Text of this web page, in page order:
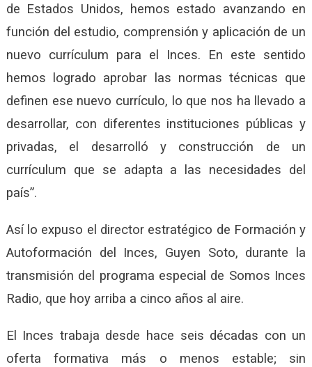
de Estados Unidos, hemos estado avanzando en
función del estudio, comprensión y aplicación de un
nuevo currículum para el Inces. En este sentido
hemos logrado aprobar las normas técnicas que
definen ese nuevo currículo, lo que nos ha llevado a
desarrollar, con diferentes instituciones públicas y
privadas, el desarrolló y construcción de un
currículum que se adapta a las necesidades del
país”.
Así lo expuso el director estratégico de Formación y
Autoformación del Inces, Guyen Soto, durante la
transmisión del programa especial de Somos Inces
Radio, que hoy arriba a cinco años al aire.
El Inces trabaja desde hace seis décadas con un
oferta formativa más o menos estable; sin